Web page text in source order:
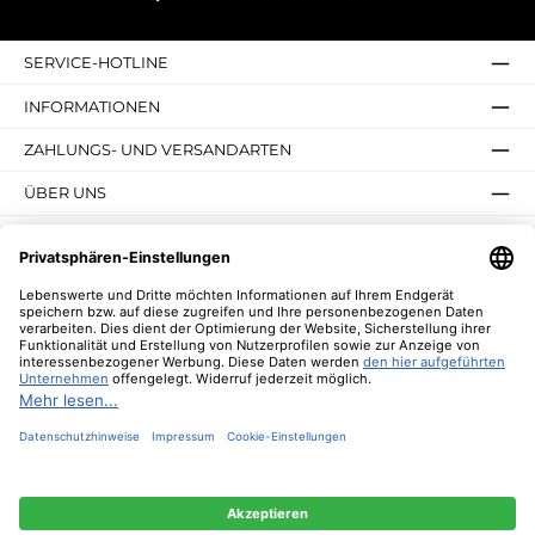
SERVICE-HOTLINE
INFORMATIONEN
ZAHLUNGS- UND VERSANDARTEN
ÜBER UNS
NEWSLETTER
* Alle Preise inkl. gesetzl. Mehrwertsteuer zzgl.
Nachnahmegebühren, wenn nicht anders angegeben.
können.Mehr Informationen ...